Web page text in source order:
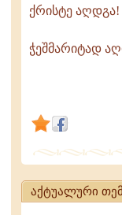
დღეს
დასაბამსა
ახლისა
ქრისტე აღდგა!
ჭეშმარიტად
აქტუალური